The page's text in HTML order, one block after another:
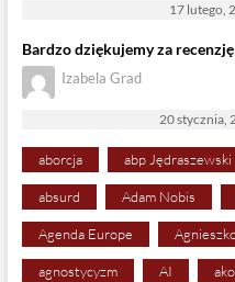
17 lutego,
Bardzo dziękujemy za recenzję
Izabela Grad
20 stycznia,
aborcja abp Jędraszewski
absurd Adam Nobis
Agenda Europe
agnostycyzm AI